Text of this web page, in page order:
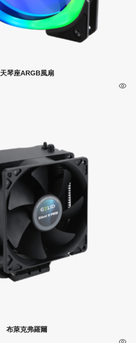
天琴座ARGB風扇
布萊克弗羅爾